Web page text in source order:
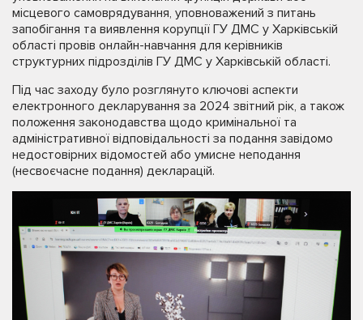
місцевого самоврядування, уповноважений з питань
запобігання та виявлення корупції ГУ ДМС у Харківській
області провів онлайн-навчання для керівників
структурних підрозділів ГУ ДМС у Харківській області.
Під час заходу було розглянуто ключові аспекти
електронного декларування за 2024 звітний рік, а також
положення законодавства щодо кримінальної та
адміністративної відповідальності за подання завідомо
недостовірних відомостей або умисне неподання
(несвоєчасне подання) декларацій.